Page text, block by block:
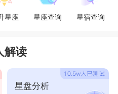
座似乎就是为爱而生的。
拒绝。但他们对于自己认
动都会让他们琢磨很久。
星座 星座查询 星宿查询
解读
星盘分析